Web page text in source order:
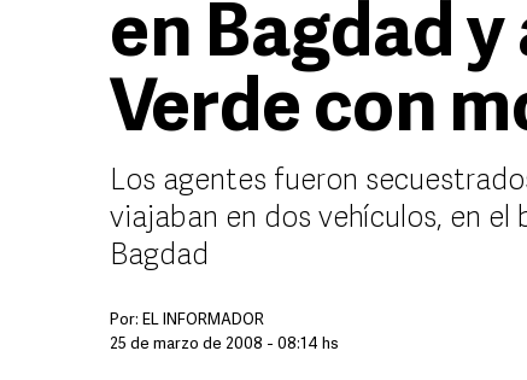
en Bagdad
Verde con
Los agentes fueron
viajaban en dos vehículos, en el
Bagdad
Por: EL INFORMADOR
25 de marzo de 2008 - 08:14 hs